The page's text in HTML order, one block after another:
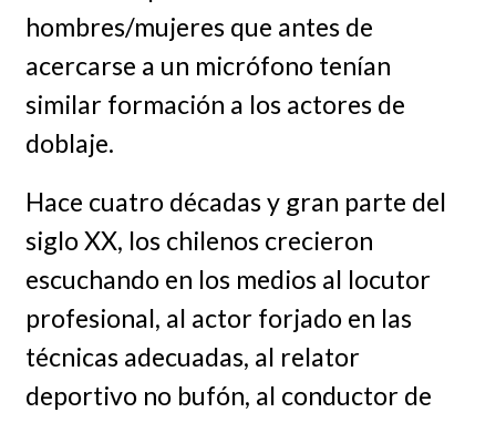
hombres/mujeres que antes de
acercarse a un micrófono tenían
similar formación a los actores de
doblaje.
Hace cuatro décadas y gran parte del
siglo XX, los chilenos crecieron
escuchando en los medios al locutor
profesional, al actor forjado en las
técnicas adecuadas, al relator
deportivo no bufón, al conductor de